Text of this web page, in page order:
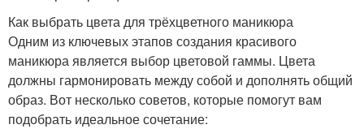
Как выбрать цвета для трёхцветного маникюра
Одним из ключевых этапов создания красивого
маникюра является выбор цветовой гаммы. Цвета
должны гармонировать между собой и дополнять общий
образ. Вот несколько советов, которые помогут вам
подобрать идеальное сочетание: